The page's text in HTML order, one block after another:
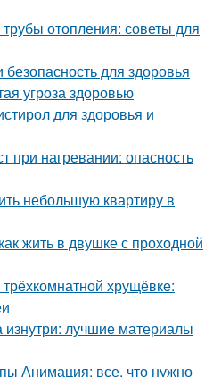
трубы отопления: советы для
для здоровья
угроза здоровью
для здоровья и
при нагревании: опасность
небольшую квартиру в
жить в двушке с проходной
хрущёвке:
лучшие материалы
Анимация: все, что нужно